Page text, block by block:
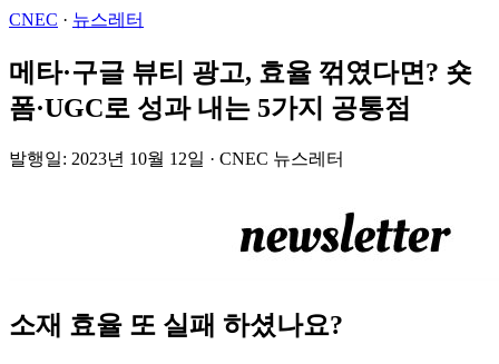
CNEC · 뉴스레터
메타·구글 뷰티 광고, 효율 꺾였다면? 숏
폼·UGC로 성과 내는 5가지 공통점
발행일: 2023년 10월 12일 · CNEC 뉴스레터
소재 효율 또 실패 하셨나요?